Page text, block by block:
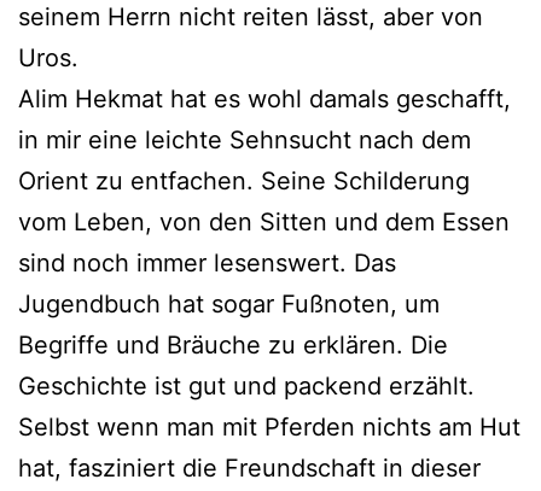
seinem Herrn nicht reiten lässt, aber von
Uros.
Alim Hekmat hat es wohl damals geschafft,
in mir eine leichte Sehnsucht nach dem
Orient zu entfachen. Seine Schilderung
vom Leben, von den Sitten und dem Essen
sind noch immer lesenswert. Das
Jugendbuch hat sogar Fußnoten, um
Begriffe und Bräuche zu erklären. Die
Geschichte ist gut und packend erzählt.
Selbst wenn man mit Pferden nichts am Hut
hat, fasziniert die Freundschaft in dieser